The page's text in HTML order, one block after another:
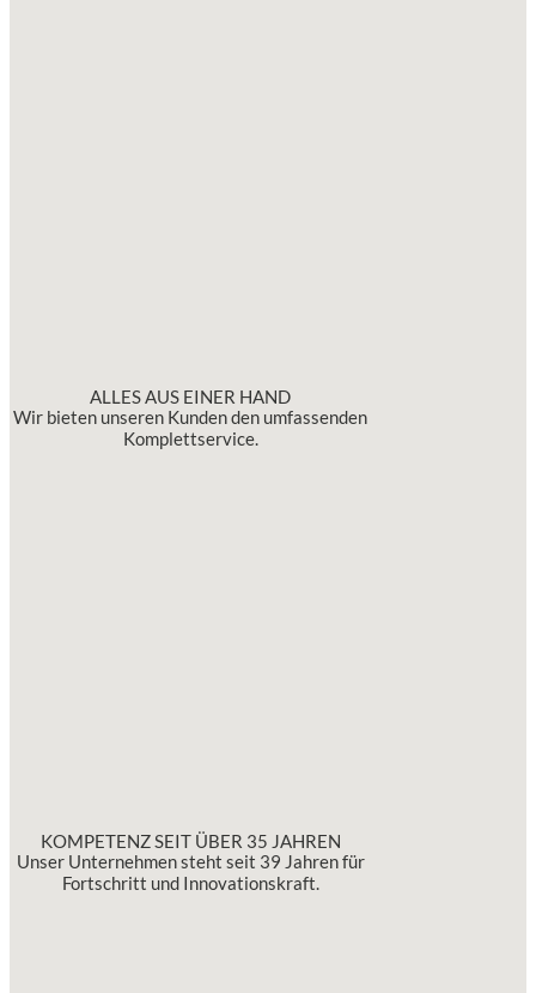
ALLES AUS EINER HAND
Wir bieten unseren Kunden den umfassenden
Komplettservice.
KOMPETENZ SEIT ÜBER 35 JAHREN
Unser Unternehmen steht seit 39 Jahren für
Fortschritt und Innovationskraft.